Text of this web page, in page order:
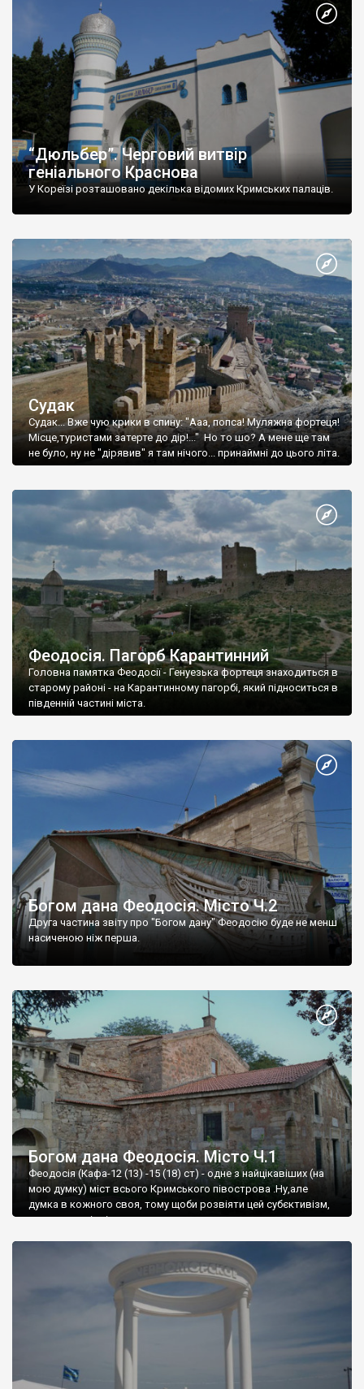
“Дюльбер”. Черговий витвір
геніального Краснова
У Кореїзі розташовано декілька відомих Кримських палаців.
Судак
Судак... Вже чую крики в спину: "Ааа, попса! Муляжна фортеця!
Місце,туристами затерте до дір!..." Но то шо? А мене ще там
не було, ну не "дірявив" я там нічого... принаймні до цього літа.
Феодосія. Пагорб Карантинний
Головна памятка Феодосії - Генуезька фортеця знаходиться в
старому районі - на Карантинному пагорбі, який підноситься в
південній частині міста.
Богом дана Феодосія. Місто Ч.2
Друга частина звіту про "Богом дану" Феодосію буде не менш
насиченою ніж перша.
Богом дана Феодосія. Місто Ч.1
Феодосія (Кафа-12 (13) -15 (18) ст) - одне з найцікавіших (на
мою думку) міст всього Кримського півострова .Ну,але
думка в кожного своя, тому щоби розвіяти цей субєктивізм,
запрошую відвідати це